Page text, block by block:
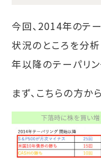
今回、2014年のテ
状況のところを分
年以降のテーパリ
まず、こちらの方か